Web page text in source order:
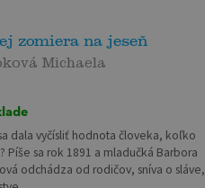
zomiera na jeseň
Michaela
dala vyčísliť hodnota človeka, koľko
Píše sa rok 1891 a mladučká Barbora
odchádza od rodičov, sníva o sláve,